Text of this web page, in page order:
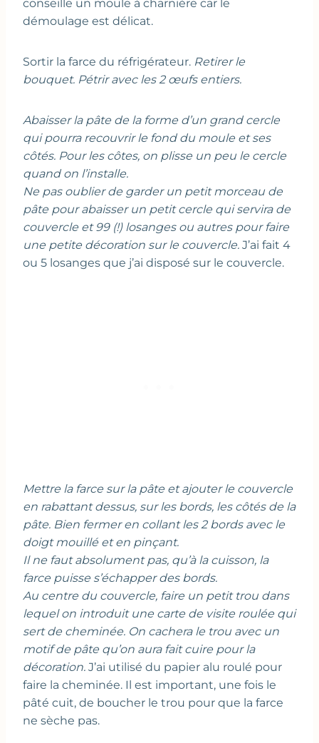
conseille un moule à charnière car le
démoulage est délicat.
Sortir la farce du réfrigérateur. Retirer le
bouquet. Pétrir avec les 2 œufs entiers.
Abaisser la pâte de la forme d’un grand cercle
qui pourra recouvrir le fond du moule et ses
côtés. Pour les côtes, on plisse un peu le cercle
quand on l’installe.
Ne pas oublier de garder un petit morceau de
pâte pour abaisser un petit cercle qui servira de
couvercle et 99 (!) losanges ou autres pour faire
une petite décoration sur le couvercle. J’ai fait 4
ou 5 losanges que j’ai disposé sur le couvercle.
Mettre la farce sur la pâte et ajouter le couvercle
en rabattant dessus, sur les bords, les côtés de la
pâte. Bien fermer en collant les 2 bords avec le
doigt mouillé et en pinçant.
Il ne faut absolument pas, qu’à la cuisson, la
farce puisse s’échapper des bords.
Au centre du couvercle, faire un petit trou dans
lequel on introduit une carte de visite roulée qui
sert de cheminée. On cachera le trou avec un
motif de pâte qu’on aura fait cuire pour la
décoration. J’ai utilisé du papier alu roulé pour
faire la cheminée. Il est important, une fois le
pâté cuit, de boucher le trou pour que la farce
ne sèche pas.